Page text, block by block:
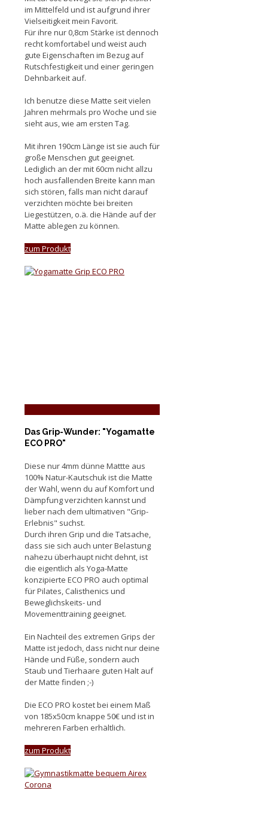
im Mittelfeld und ist aufgrund ihrer
Vielseitigkeit mein Favorit.
Für ihre nur 0,8cm Stärke ist dennoch
recht komfortabel und weist auch
gute Eigenschaften im Bezug auf
Rutschfestigkeit und einer geringen
Dehnbarkeit auf.
Ich benutze diese Matte seit vielen
Jahren mehrmals pro Woche und sie
sieht aus, wie am ersten Tag.
Mit ihren 190cm Länge ist sie auch für
große Menschen gut geeignet.
Lediglich an der mit 60cm nicht allzu
hoch ausfallenden Breite kann man
sich stören, falls man nicht darauf
verzichten möchte bei breiten
Liegestützen, o.ä. die Hände auf der
Matte ablegen zu können.
zum Produkt
Das Grip-Wunder: "Yogamatte
ECO PRO"
Diese nur 4mm dünne Mattte aus
100% Natur-Kautschuk ist die Matte
der Wahl, wenn du auf Komfort und
Dämpfung verzichten kannst und
lieber nach dem ultimativen "Grip-
Erlebnis" suchst.
Durch ihren Grip und die Tatsache,
dass sie sich auch unter Belastung
nahezu überhaupt nicht dehnt, ist
die eigentlich als Yoga-Matte
konzipierte ECO PRO auch optimal
für Pilates, Calisthenics und
Beweglichskeits- und
Movementtraining geeignet.
Ein Nachteil des extremen Grips der
Matte ist jedoch, dass nicht nur deine
Hände und Füße, sondern auch
Staub und Tierhaare guten Halt auf
der Matte finden ;-)
Die ECO PRO kostet bei einem Maß
von 185x50cm knappe 50€ und ist in
mehreren Farben erhältlich.
zum Produkt